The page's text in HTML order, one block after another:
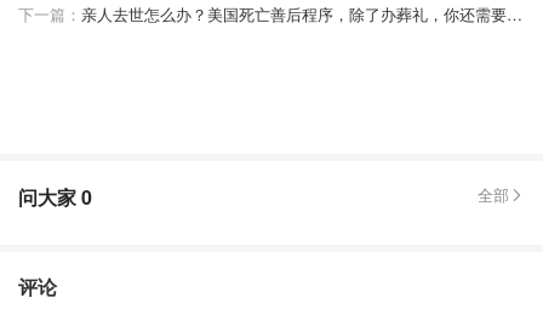
下一篇：
亲人去世怎么办？美国死亡善后程序，除了办葬礼，你还需要做好这些事
问大家0 全部
评论